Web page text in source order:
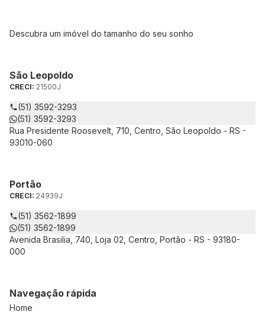
Descubra um imóvel do tamanho do seu sonho
São Leopoldo
CRECI: 21500J
(51) 3592-3293
(51) 3592-3293
Rua Presidente Roosevelt, 710, Centro, São Leopoldo - RS -
93010-060
Portão
CRECI: 24939J
(51) 3562-1899
(51) 3562-1899
Avenida Brasilia, 740, Loja 02, Centro, Portão - RS - 93180-
000
Navegação rápida
Home